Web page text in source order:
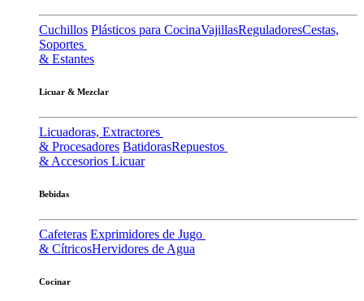
Cuchillos Plásticos para CocinaVajillasReguladoresCestas,
Soportes
& Estantes
Licuar & Mezclar
Licuadoras, Extractores
& Procesadores BatidorasRepuestos
& Accesorios Licuar
Bebidas
Cafeteras Exprimidores de Jugo
& CítricosHervidores de Agua
Cocinar